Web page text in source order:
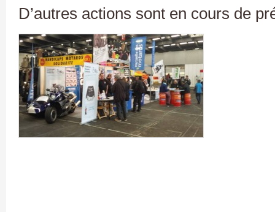
D’autres actions sont en cours de